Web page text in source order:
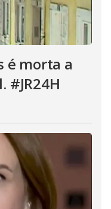
é morta a
#JR24H